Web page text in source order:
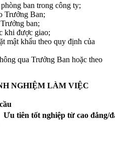
ban trong công ty;
Trưởng Ban;
ban;
khi được giao;
mật khẩu theo quy định của
qua Trưởng Ban hoặc theo
NGHIỆM LÀM VIỆC
Ưu tiên tốt nghiệp từ cao đẳng/